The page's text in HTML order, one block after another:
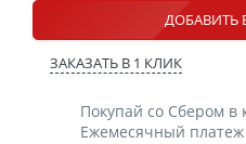
ДОБАВИТЬ
ЗАКАЗАТЬ В 1 КЛИК
Покупай со Сбером в
Ежемесячный платеж